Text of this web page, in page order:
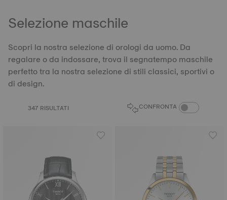
Selezione maschile
Scopri la nostra selezione di orologi da uomo. Da
regalare o da indossare, trova il segnatempo maschile
perfetto tra la nostra selezione di stili classici, sportivi o
di design.
347 RISULTATI CONFRONTA CONFRONTA